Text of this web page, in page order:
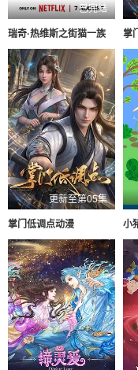
已完结
瑞奇·热维斯之街猫一族 掌
更新至第05集
掌门低调点动漫 小